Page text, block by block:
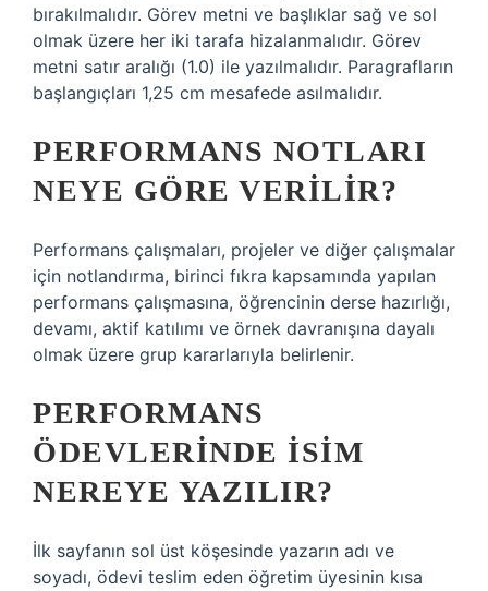
bırakılmalıdır. Görev metni ve başlıklar sağ ve sol
olmak üzere her iki tarafa hizalanmalıdır. Görev
metni satır aralığı (1.0) ile yazılmalıdır. Paragrafların
başlangıçları 1,25 cm mesafede asılmalıdır.
PERFORMANS NOTLARI
NEYE GÖRE VERILIR?
Performans çalışmaları, projeler ve diğer çalışmalar
için notlandırma, birinci fıkra kapsamında yapılan
performans çalışmasına, öğrencinin derse hazırlığı,
devamı, aktif katılımı ve örnek davranışına dayalı
olmak üzere grup kararlarıyla belirlenir.
PERFORMANS
ÖDEVLERINDE ISIM
NEREYE YAZILIR?
İlk sayfanın sol üst köşesinde yazarın adı ve
soyadı, ödevi teslim eden öğretim üyesinin kısa